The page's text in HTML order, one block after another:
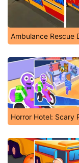
Ambulance Rescue
Horror Hotel: Scary